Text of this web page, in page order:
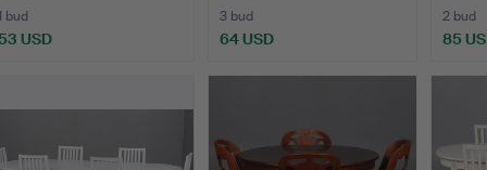
bud
53 USD
3 bud
64 USD
2 bud
85